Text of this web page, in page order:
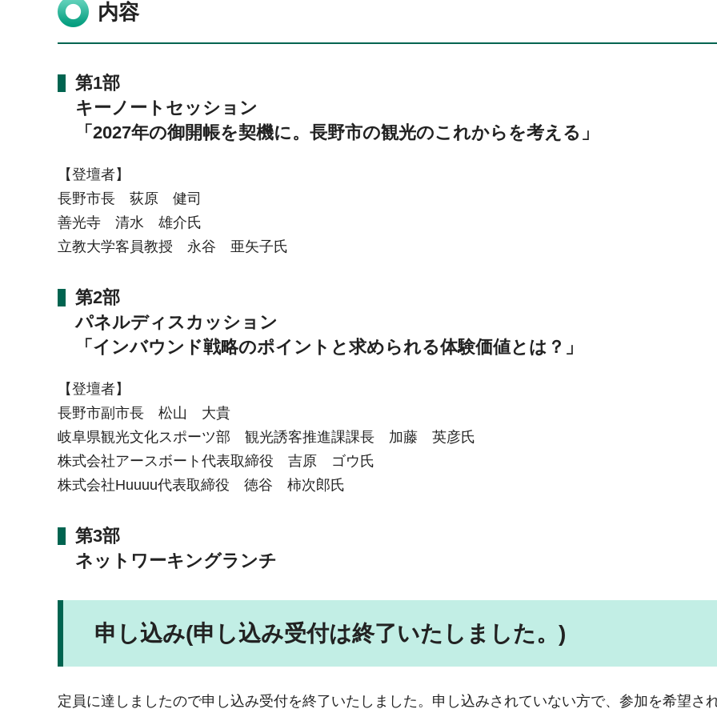
内容
第1部
キーノートセッション
「2027年の御開帳を契機に。長野市の観光のこれからを考える」
【登壇者】
長野市長 荻原 健司
善光寺 清水 雄介氏
立教大学客員教授 永谷 亜矢子氏
第2部
パネルディスカッション
「インバウンド戦略のポイントと求められる体験価値とは？」
【登壇者】
長野市副市長 松山 大貴
岐阜県観光文化スポーツ部 観光誘客推進課課長 加藤 英彦氏
株式会社アースボート代表取締役 吉原 ゴウ氏
株式会社Huuuu代表取締役 徳谷 柿次郎氏
第3部
ネットワーキングランチ
申し込み(申し込み受付は終了いたしました。)
定員に達しましたので申し込み受付を終了いたしました。申し込みされていない方で、参加を希望さ